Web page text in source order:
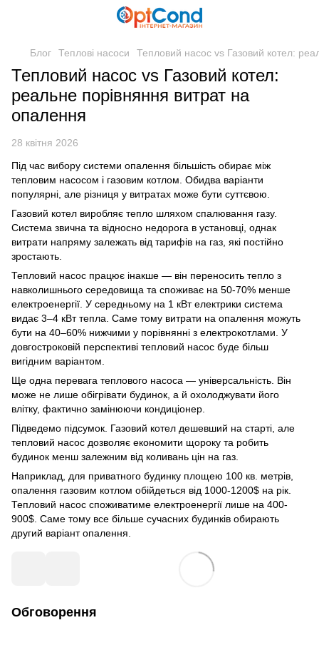
Блог Теплові насоси Тепловий насос vs Газовий котел:
Тепловий насос vs Газовий котел:
реальне порівняння витрат на
опалення
28 квітня 2026
Під час вибору системи опалення більшість обирає між
тепловим насосом і газовим котлом. Обидва варіанти
популярні, але різниця у витратах може бути суттєвою.
Газовий котел виробляє тепло шляхом спалювання газу.
Система звична та відносно недорога в установці, однак
витрати напряму залежать від тарифів на газ, які постійно
зростають.
Тепловий насос працює інакше — він переносить тепло з
навколишнього середовища та споживає на 50-70% менше
електроенергії. У середньому на 1 кВт електрики система
видає 3–4 кВт тепла. Саме тому витрати на опалення можуть
бути на 40–60% нижчими у порівнянні з електрокотлами. У
довгостроковій перспективі тепловий насос буде більш
вигідним варіантом.
Ще одна перевага теплового насоса — універсальність. Він
може не лише обігрівати будинок, а й охолоджувати його
влітку, фактично замінюючи кондиціонер.
Підведемо підсумок. Газовий котел дешевший на старті, але
тепловий насос дозволяє економити щороку та робить
будинок менш залежним від коливань цін на газ.
Наприклад, для приватного будинку площею 100 кв. метрів,
опалення газовим котлом обійдеться від 1000-1200$ на рік.
Тепловий насос споживатиме електроенергії лише на 400-
900$. Саме тому все більше сучасних будинків обирають
другий варіант опалення.
Обговорення